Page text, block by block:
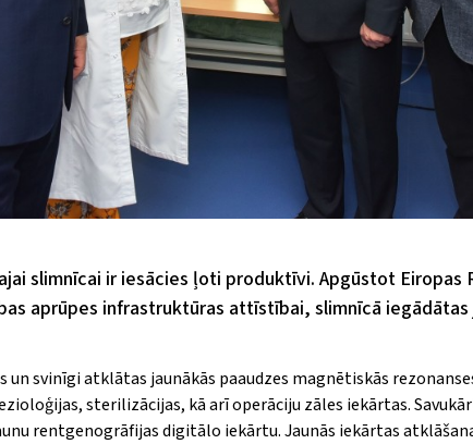
slimnīcai ir iesācies ļoti produktīvi. Apgūstot Eiropas
aprūpes infrastruktūras attīstībai, slimnīcā
un svinīgi atklātas jaunākās paaudzes magnētiskās
sterilizācijas, kā arī operāciju zāles iekārtas.
rentgenogrāfijas digitālo iekārtu. Jaunās iekārtas